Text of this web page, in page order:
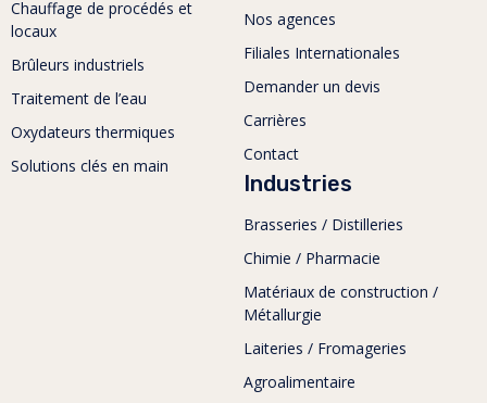
Chauffage de procédés et
locaux
Brûleurs industriels
Traitement de l’eau
Oxydateurs thermiques
Solutions clés en main
Nos agences
Filiales Internationales
Demander un devis
Carrières
Contact
Industries
Brasseries / Distilleries
Chimie / Pharmacie
Matériaux de construction /
Métallurgie
Laiteries / Fromageries
Agroalimentaire